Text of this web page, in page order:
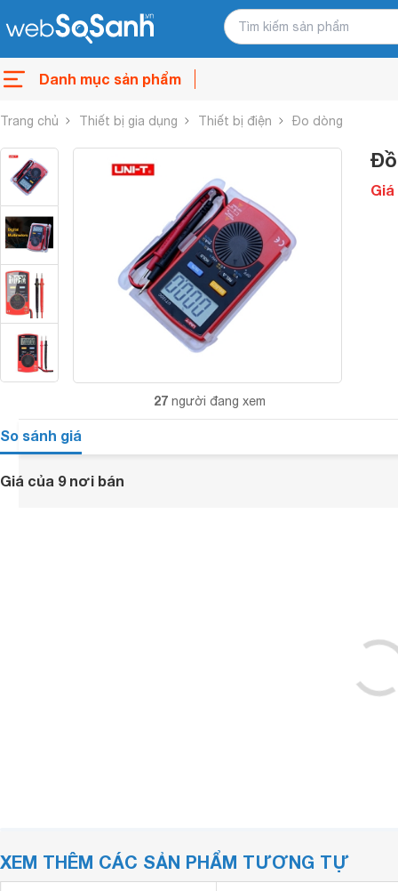
Danh mục sản phẩm
Trang chủ Thiết bị gia dụng Thiết bị điện Đo dòng
27 người đang xem
So sánh giá
Giá của 9 nơi bán
XEM THÊM CÁC SẢN PHẨM TƯƠNG TỰ